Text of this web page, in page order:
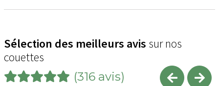
Sélection des meilleurs avis sur nos
couettes
(316 avis)